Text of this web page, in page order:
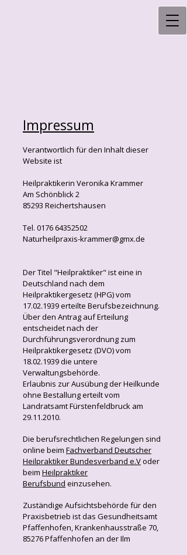
Impressum
Verantwortlich für den Inhalt dieser
Website ist
Heilpraktikerin Veronika Krammer
Am Schönblick 2
85293 Reichertshausen
Tel. 0176 64352502
Naturheilpraxis-krammer@gmx.de
Der Titel "Heilpraktiker" ist eine in
Deutschland nach dem
Heilpraktikergesetz (HPG) vom
17.02.1939 erteilte Berufsbezeichnung.
Über den Antrag auf Erteilung
entscheidet nach der
Durchführungsverordnung zum
Heilpraktikergesetz (DVO) vom
18.02.1939 die untere
Verwaltungsbehörde.
Erlaubnis zur Ausübung der Heilkunde
ohne Bestallung erteilt vom
Landratsamt Fürstenfeldbruck am
29.11.2010.
Die berufsrechtlichen Regelungen sind
online beim Fachverband Deutscher
Heilpraktiker Bundesverband e.Voder
beim Heilpraktiker
Berufsbund einzusehen.
Zuständige Aufsichtsbehörde für den
Praxisbetrieb ist das Gesundheitsamt
Pfaffenhofen, Krankenhausstraße 70,
85276 Pfaffenhofen an der Ilm